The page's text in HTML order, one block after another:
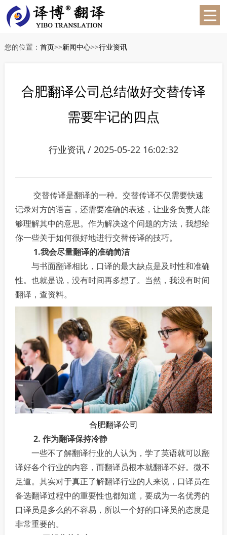
您的位置： 首页>>新闻中心>>行业资讯
合肥翻译公司总结做好交替传译
需要牢记的四点
行业资讯 / 2025-05-22 16:02:32
交替传译是翻译的一种。交替传译不仅需要快速
记录对方的语言，还需要准确的表述，让业务负责人能
够理解其中的意思。作为解决这个问题的方法，我想给
你一些关于如何很好地进行交替传译的技巧。
1.我会尽量翻译的准确简洁
与书面翻译相比，口译的最大缺点是及时性和准确
性。也就是说，没有时间再多想了。当然，我没有时间
翻译，查资料。
合肥翻译公司
2. 作为翻译保持冷静
一些不了解翻译行业的人认为，学了英语就可以翻
译好各个行业的内容，而翻译员根本就翻译不好。微不
足道。其实对于真正了解翻译行业的人来说，口译员在
备选翻译过程中的重要性也都知道，要成为一名优秀的
口译员是多么的不容易，所以一个好的口译员的态度是
非常重要的。